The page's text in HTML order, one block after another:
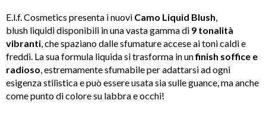
E .l.f. Cosmetics presenta i nuovi Camo Liquid Blush
blush liquidi disponibili in una vasta gamma di 9 tonalità
vibranti , che spaziano dalle sfumature accese ai toni caldi e
freddi. La sua formula liquida si trasforma in unfinish soffice e
radioso , estremamente sfumabile per adattarsi ad ogni
esigenza stilistica e può essere usata sia sulle guance, ma anche
come punto di colore su labbra e occhi!